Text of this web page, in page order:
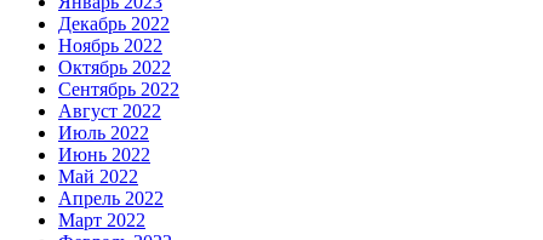
Декабрь 2022
Ноябрь 2022
Октябрь 2022
Сентябрь 2022
Август 2022
Июль 2022
Июнь 2022
Май 2022
Апрель 2022
Март 2022